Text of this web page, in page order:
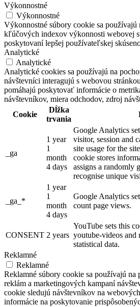
Výkonnostné
Výkonnostné
Výkonnostné súbory cookie sa používajú
kľúčových indexov výkonnosti webovej
poskytovaní lepšej používateľskej
Analytické
Analytické
Analytické cookies sa používajú na
návštevníci interagujú s webovou
pomáhajú poskytovať informácie o
návštevníkov, miera odchodov, zdroj
Cookie
Dĺžka
trvania
_ga
1 year
1
month
4 days
Google Analytics
visitor, session and
site usage for the
cookie stores
assigns a randomly
recognise unique
_ga_*
1 year
1
month
4 days
Google Analytics
count page views.
CONSENT 2 years
YouTube sets this
youtube-videos and
statistical data.
Reklamné
Reklamné
Reklamné súbory cookie sa používajú na
reklám a marketingových kampaní
cookie sledujú návštevníkov na
informácie na poskytovanie